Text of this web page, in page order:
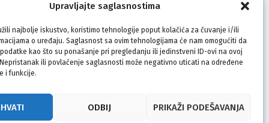
Upravljajte saglasnostima
najbolje iskustvo, koristimo tehnologije poput kolačića za čuvanje i/ili
o uređaju. Saglasnost sa ovim tehnologijama će nam omogućiti da
kao što su ponašanje pri pregledanju ili jedinstveni ID-ovi na ovoj
ili povlačenje saglasnosti može negativno uticati na određene
i funkcije.
ODBIJ PRIKAŽI PODEŠAVANJA
ima